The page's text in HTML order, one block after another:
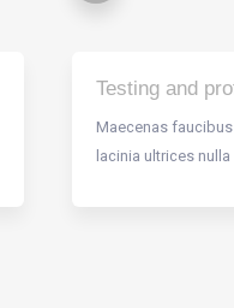
Testing and
Maecenas
lacinia ultrices